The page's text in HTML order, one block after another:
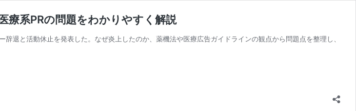
系PRの問題をわかりやすく解説
退と活動休止を発表した。なぜ炎上したのか、薬機法や医療広告ガイドラインの観点から問題点を整理し、